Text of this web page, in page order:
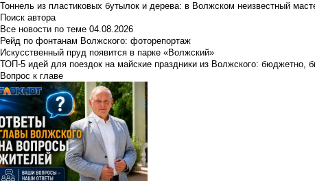
Тоннель из пластиковых бутылок и дерева: в Волжском неизвестный
Поиск автора
Все новости по теме 04.08.2026
Рейд по фонтанам Волжского: фоторепортаж
Искусственный пруд появится в парке «Волжский»
ТОП-5 идей для поездок на майские праздники из Волжского: бюджетно,
Вопрос к главе